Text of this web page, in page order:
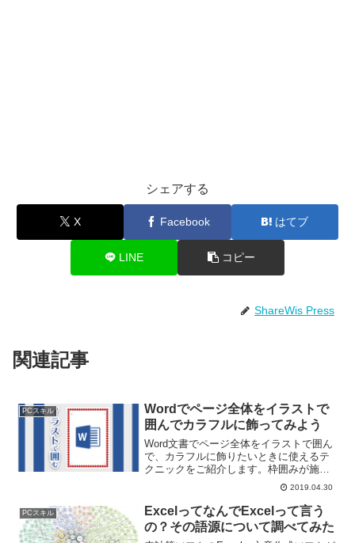
シェアする
X Facebook はてブ
LINE コピー
ShareWis Press
関連記事
PCスキル
Wordでページ全体をイラストで
囲んでカラフルに飾ってみよう
Word文書でページ全体をイラストで囲ん
で、カラフルに飾りたいときに使えるテ
クニックをご紹介します。枠囲みが施さ
れた表彰状を作ったり、味気ないいつも
の書類に遊び心を加えるときに活用でき
るテクニックです。Wordの「ページ罫
線」の機能を使って...
2019.04.30
PCスキル
ExcelってなんでExcelって言う
の？その語源について調べてみた